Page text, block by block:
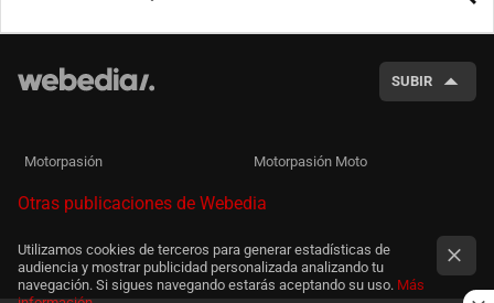
SUBIR
Motorpasión Motorpasión Moto
Otras publicaciones de Webedia
Utilizamos cookies de terceros para generar estadísticas de
audiencia y mostrar publicidad personalizada analizando tu
navegación. Si sigues navegando estarás aceptando su uso. Más